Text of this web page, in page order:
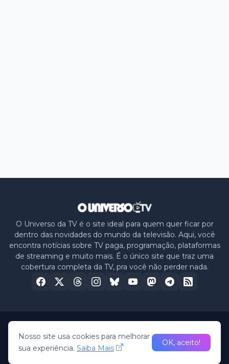
O Universo da TV é o site ideal para quem quer ficar por
dentro das novidades do mundo da televisão. Aqui, você
encontra notícias sobre TV paga, programação, plataformas
de streaming e muito mais. É o único site que traz uma
cobertura completa da TV, pra você não perder nada.
© 2026 -O Universo da TV • All Rights Reserved
HomeSobre nósPolítica de PrivacidadeContato
Nosso site usa cookies para melhorar
sua experiência. Saiba Mais
OK, aceito!